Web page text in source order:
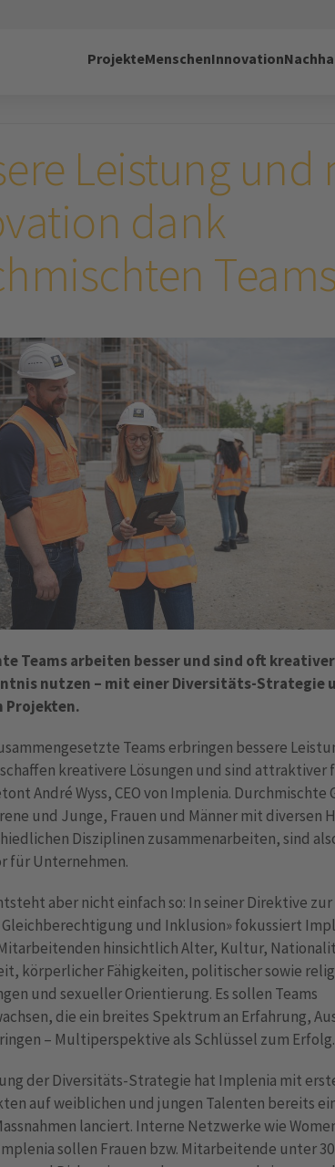
ProjekteMenschenInnovation
Leistung und
dank
Teams arbeiten besser und sind oft
nutzen – mit einer Diversitäts-Strategie
Teams erbringen bessere
kreativere Lösungen und sind attraktiver
André Wyss, CEO von Implenia. Durchmischte
und Junge, Frauen und Männer mit diversen
Disziplinen zusammenarbeiten, sind
für Unternehmen.
aber nicht einfach so: In seiner Direktive
und Inklusion» fokussiert
hinsichtlich Alter, Kultur,
körperlicher Fähigkeiten, politischer sowie
und sexueller Orientierung. Es sollen Teams
die ein breites Spektrum an Erfahrung,
– Multiperspektive als Schlüssel zum Erfolg.
der Diversitäts-Strategie hat Implenia mit
auf weiblichen und jungen Talenten bereits
lanciert. Interne Netzwerke wie
sollen Frauen bzw. Mitarbeitende unter